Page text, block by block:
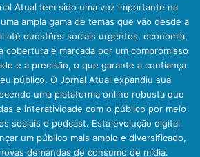
Atual tem sido uma voz importante na
ampla gama de temas que vão desde a
até questões sociais urgentes, economia,
cobertura é marcada por um compromisso
e a precisão, o que garante a confiança
público. O Jornal Atual expandiu sua
uma plataforma online robusta que
e interatividade com o público por meio
sociais e podcast. Esta evolução digital
um público mais amplo e diversificado,
demandas de consumo de mídia.